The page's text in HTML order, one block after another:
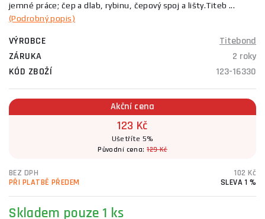
jemné práce; čep a dlab, rybinu, čepový spoj a lišty.Titeb ...
(Podrobný popis)
VÝROBCE
Titebond
ZÁRUKA
2 roky
KÓD ZBOŽÍ
123-16330
Akční cena
123 Kč
Ušetříte 5%
Původní cena:129 Kč
BEZ DPH
102 Kč
PŘI PLATBĚ PŘEDEM
SLEVA 1 %
Skladem pouze 1 ks